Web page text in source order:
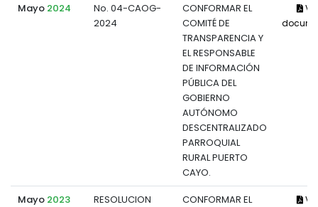
Mayo 2024
No. 04-CAOG-
2024
CONFORMAR EL
COMITÉ DE
TRANSPARENCIA Y
EL RESPONSABLE
DE INFORMACIÓN
PÚBLICA DEL
GOBIERNO
AUTÓNOMO
DESCENTRALIZADO
PARROQUIAL
RURAL PUERTO
CAYO.
Ver
Mayo 2023
RESOLUCION
CONFORMAR EL
Ver